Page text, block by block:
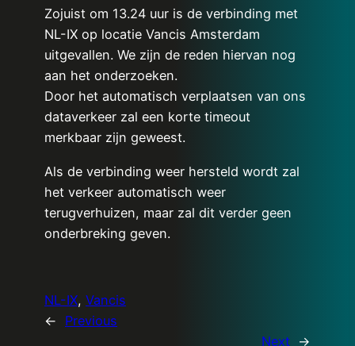
Zojuist om 13.24 uur is de verbinding met
NL-IX op locatie Vancis Amsterdam
uitgevallen. We zijn de reden hiervan nog
aan het onderzoeken.
Door het automatisch verplaatsen van ons
dataverkeer zal een korte timeout
merkbaar zijn geweest.
Als de verbinding weer hersteld wordt zal
het verkeer automatisch weer
terugverhuizen, maar zal dit verder geen
onderbreking geven.
NL-IX, Vancis
←
Previous
Next →